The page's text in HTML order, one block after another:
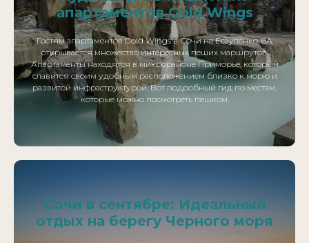
апартаментов Gold Wings
Гостям апартаментов Gold Wings в Сочи на Есауленко, 6А
открывается множество интересных пеших маршрутов.
Апартаменты находятся в микрорайоне Приморье, который
славится своим удобным расположением близко к морю и
развитой инфраструктурой. Вот подробный гид по местам,
которые можно посмотреть пешком.
Сочи в сентябре: Идеальный
отдых на берегу Черного моря